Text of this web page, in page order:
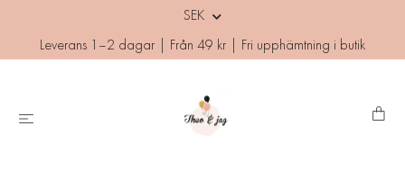
SEK
Leverans 1–2 dagar | Från 49 kr | Fri upphämtning i butik